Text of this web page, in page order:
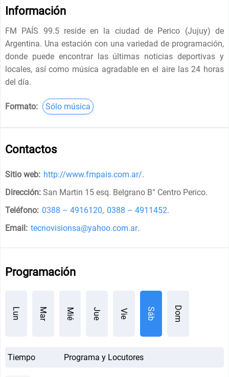
Información
FM PAÍS 99.5 reside en la ciudad de Perico (Jujuy) de
Argentina. Una estación con una variedad de programación,
donde puede encontrar las últimas noticias deportivas y
locales, así como música agradable en el aire las 24 horas
del día.
Formato: Sólo música
Contactos
Sitio web: http://www.fmpais.com.ar/.
Dirección: San Martin 15 esq. Belgrano B° Centro Perico.
Teléfono: 0388 – 4916120, 0388 – 4911452.
Email: tecnovisionsa@yahoo.com.ar.
Programación
Lun Mar Mié Jue Vie Sáb Dom
Tiempo Programa y Locutores